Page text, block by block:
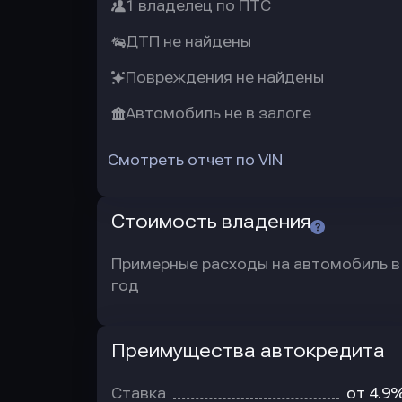
1 владелец по ПТС
ДТП не найдены
Повреждения не найдены
Автомобиль не в залоге
Смотреть отчет по VIN
Стоимость владения
Примерные расходы на автомобиль в
год
Преимущества автокредита
Ставка от